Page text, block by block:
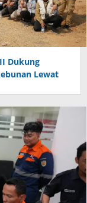
Dukung
Lewat